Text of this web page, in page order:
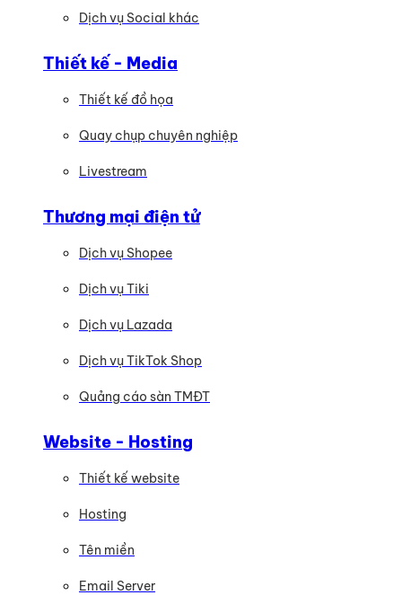
Dịch vụ Social khác
Thiết kế - Media
Thiết kế đồ họa
Quay chụp chuyên nghiệp
Livestream
Thương mại điện tử
Dịch vụ Shopee
Dịch vụ Tiki
Dịch vụ Lazada
Dịch vụ TikTok Shop
Quảng cáo sàn TMĐT
Website - Hosting
Thiết kế website
Hosting
Tên miền
Email Server